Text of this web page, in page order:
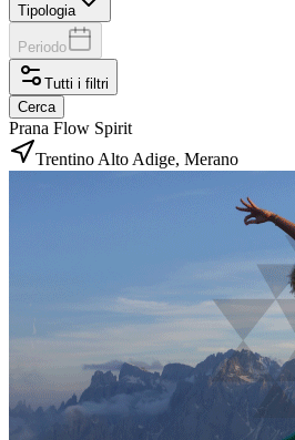
Tipologia
Periodo
Tutti i filtri
Cerca
Prana Flow Spirit
Trentino Alto Adige, Merano